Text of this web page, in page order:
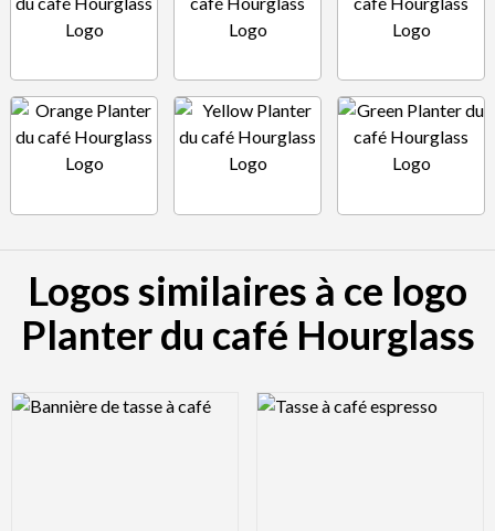
Logos similaires à ce logo
Planter du café Hourglass
Logo Preview Image Logo Preview Image